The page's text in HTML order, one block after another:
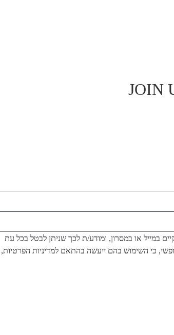
JOIN
במייל או במסרון, ומודע/ת לכך שניתן לבטל בכל עת
כי השימוש בהם ייעשה בהתאם למדיניות הפרטיות,